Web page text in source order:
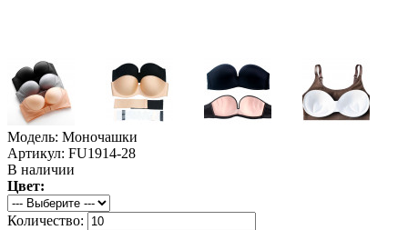
Модель: Моночашки
Артикул: FU1914-28
В наличии
Цвет:
Количество: